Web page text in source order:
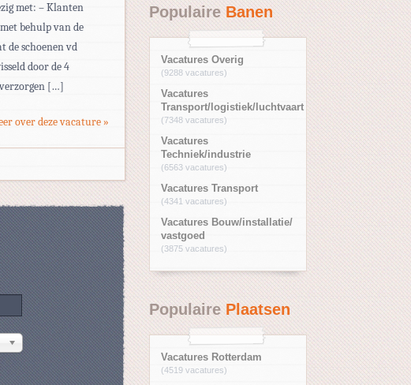
met: – Klanten
behulp van de
de schoenen vd
door de 4
verzorgen […]
over deze vacature »
PopulaireBanen
Vacatures Overig
(9288 vacatures)
Vacatures
Transport/logistiek/luchtvaart
(7348 vacatures)
Vacatures
Techniek/industrie
(6563 vacatures)
Vacatures Transport
(4341 vacatures)
Vacatures Bouw/installatie/
vastgoed
(3875 vacatures)
Populaire Plaatsen
Vacatures Rotterdam
(4519 vacatures)